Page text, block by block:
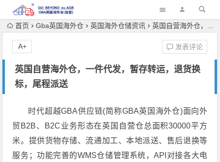
首页 Gba英国海外仓 英国海外仓储资讯 英国自营海外仓，一件代发，暂存转运，退货换标，尾程派送
英国自营海外仓，一件代发，暂存转运，退货换
标，尾程派送
发表评论
A+
时代超越GBA供应链(简称GBA英国海外仓)面向外
贸B2B、B2C业务形态在英国自营仓总面积30000平方
米。提供货物存储、流通加工、本地派送、售后退换等
服务；功能完善的WMS仓储管理系统，API对接各大电